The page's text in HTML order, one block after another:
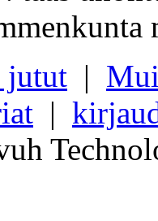
jutut |
|